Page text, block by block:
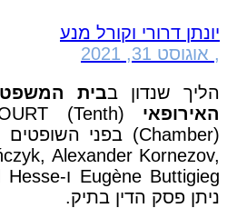
יונתן דרורי וקורל מנע
, אוגוסט 31, 2021
הליך שנדון בבית
האירופאי
(Tenth
Alexander Kornezov,
ניתן פסק הדין בתיק.